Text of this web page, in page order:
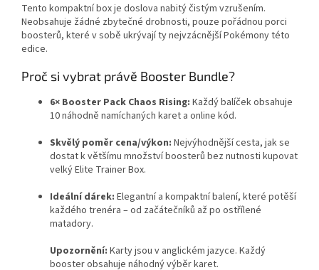
Tento kompaktní box je doslova nabitý čistým vzrušením.
Neobsahuje žádné zbytečné drobnosti, pouze pořádnou porci
boosterů, které v sobě ukrývají ty nejvzácnější Pokémony této
edice.
Proč si vybrat právě Booster Bundle?
6× Booster Pack Chaos Rising: Každý balíček obsahuje
10 náhodně namíchaných karet a online kód.
Skvělý poměr cena/výkon: Nejvýhodnější cesta, jak se
dostat k většímu množství boosterů bez nutnosti kupovat
velký Elite Trainer Box.
Ideální dárek: Elegantní a kompaktní balení, které potěší
každého trenéra – od začátečníků až po ostřílené
matadory.
Upozornění: Karty jsou v anglickém jazyce. Každý
booster obsahuje náhodný výběr karet.